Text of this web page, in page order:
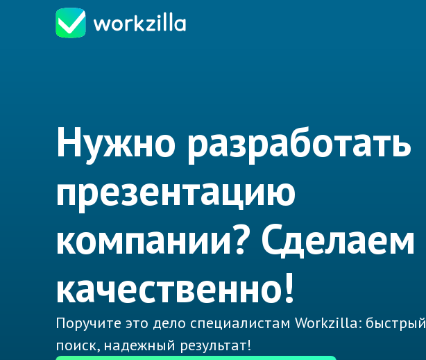
Нужно разработать
презентацию
компании? Сделаем
качественно!
Поручите это дело специалистам Workzilla: быстрый
поиск, надежный результат!